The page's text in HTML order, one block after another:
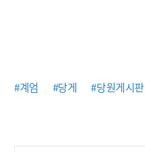
#계엄 #당게 #당원게시판